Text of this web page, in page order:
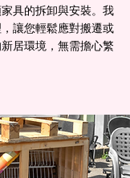
具的拆卸與安裝。我
讓您輕鬆應對搬遷或
居環境，無需擔心繁